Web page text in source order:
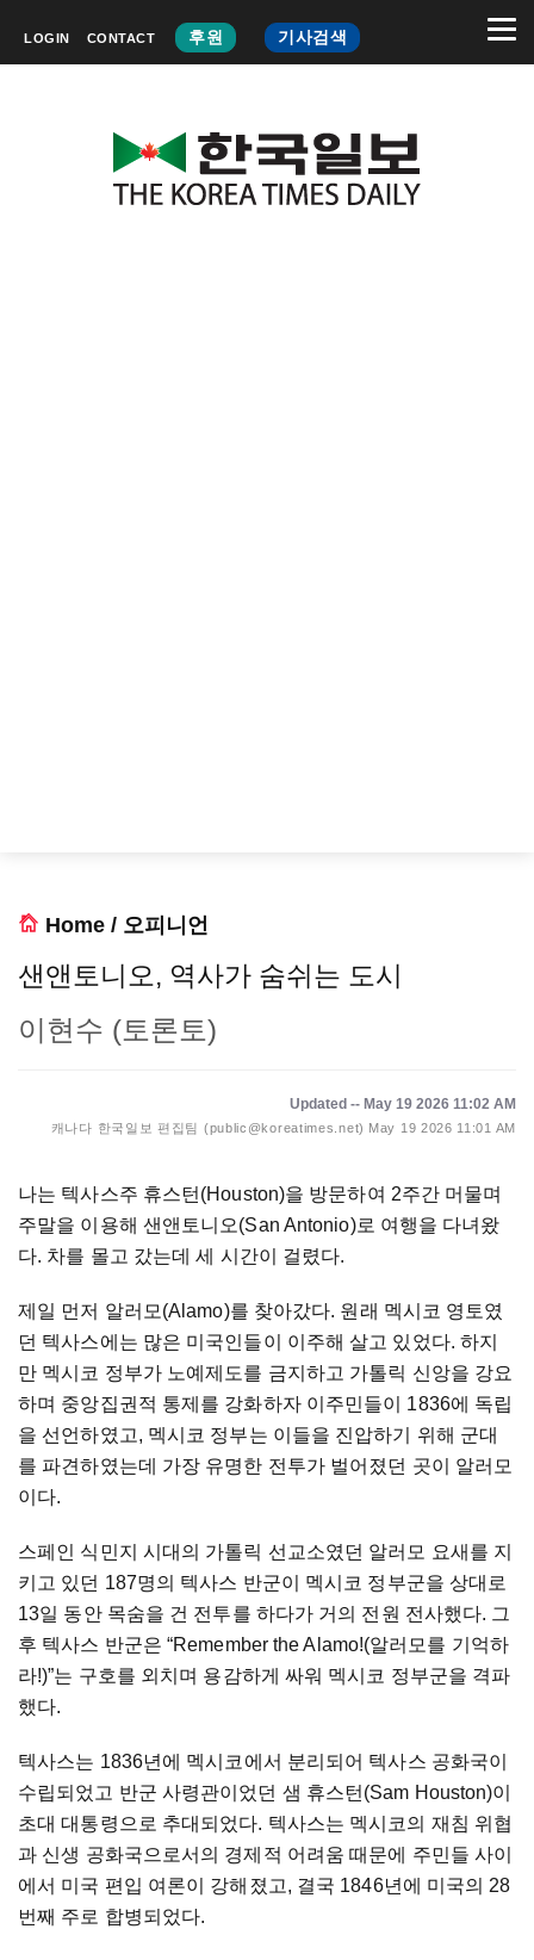
LOGIN CONTACT 후원 기사검색
Home / 오피니언
샌앤토니오, 역사가 숨쉬는 도시
이현수 (토론토)
Updated -- May 19 2026 11:02 AM
캐나다 한국일보 편집팀 (public@koreatimes.net) May 19 2026 11:01 AM
나는 텍사스주 휴스턴(Houston)을 방문하여 2주간 머물며
주말을 이용해 샌앤토니오(San Antonio)로 여행을 다녀왔
다. 차를 몰고 갔는데 세 시간이 걸렸다.
제일 먼저 알러모(Alamo)를 찾아갔다. 원래 멕시코 영토였
던 텍사스에는 많은 미국인들이 이주해 살고 있었다. 하지
만 멕시코 정부가 노예제도를 금지하고 가톨릭 신앙을 강요
하며 중앙집권적 통제를 강화하자 이주민들이 1836에 독립
을 선언하였고, 멕시코 정부는 이들을 진압하기 위해 군대
를 파견하였는데 가장 유명한 전투가 벌어졌던 곳이 알러모
이다.
스페인 식민지 시대의 가톨릭 선교소였던 알러모 요새를 지
키고 있던 187명의 텍사스 반군이 멕시코 정부군을 상대로
13일 동안 목숨을 건 전투를 하다가 거의 전원 전사했다. 그
후 텍사스 반군은 “Remember the Alamo!(알러모를 기억하
라!)”는 구호를 외치며 용감하게 싸워 멕시코 정부군을 격파
했다.
텍사스는 1836년에 멕시코에서 분리되어 텍사스 공화국이
수립되었고 반군 사령관이었던 샘 휴스턴(Sam Houston)이
초대 대통령으로 추대되었다. 텍사스는 멕시코의 재침 위협
과 신생 공화국으로서의 경제적 어려움 때문에 주민들 사이
에서 미국 편입 여론이 강해졌고, 결국 1846년에 미국의 28
번째 주로 합병되었다.